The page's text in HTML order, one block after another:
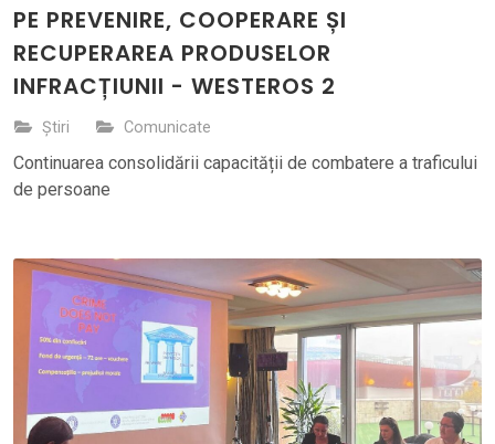
PE PREVENIRE, COOPERARE ȘI
RECUPERAREA PRODUSELOR
INFRACȚIUNII - WESTEROS 2
Știri Comunicate
Continuarea consolidării capacității de combatere a traficului
de persoane